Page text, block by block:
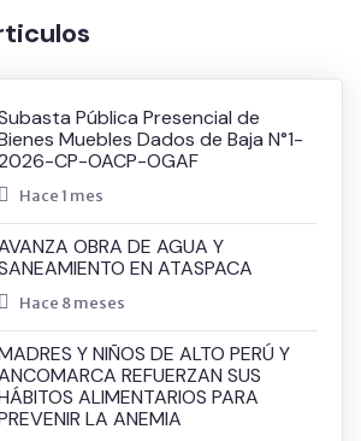
Pública Presencial de
Muebles Dados de Baja N°1-
CP-OACP-OGAF
Hace 1 mes
OBRA DE AGUA Y
EN ATASPACA
Hace 8 meses
Y NIÑOS DE ALTO PERÚ Y
REFUERZAN SUS
ALIMENTARIOS PARA
LA ANEMIA